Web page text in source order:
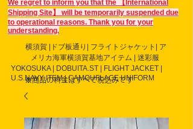
We regret to inform you that the 【International
Shipping Site】 will be temporarily suspended due
to operational reasons. Thank you for your
understanding.
横須賀 |ドブ板通り| フライト ジャケット| ア
メリカ海軍横須賀基地アイテム | 迷彩服
YOKOSUKA | DOBUITA.ST | FLIGHT JACKET |
U.S.NAVY ITEM | CAMOUFLAGE UNIFORM
※商品の料金はすべて税込みです